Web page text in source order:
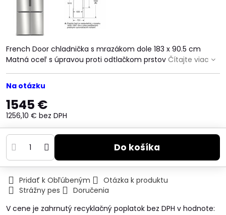
French Door chladnička s mrazákom dole 183 x 90.5 cm
Matná oceľ s úpravou proti odtlačkom prstov Čítajte viac
Na otázku
1545 €
1256,10 € bez DPH
Do košíka
Pridať k Obľúbeným
Otázka k produktu
Strážny pes
Doručenia
V cene je zahrnutý recyklačný poplatok bez DPH v hodnote: